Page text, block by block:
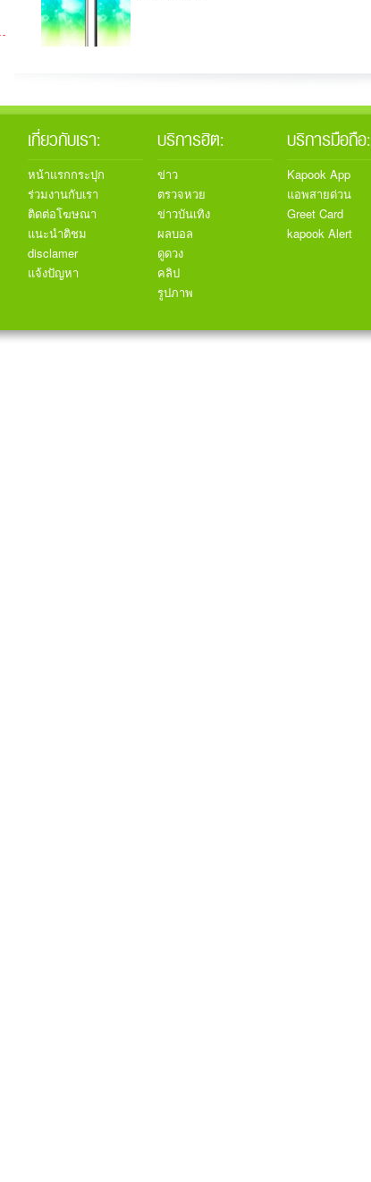
เกี่ยวกับเรา:
หน้าแรกกระปุก
ร่วมงานกับเรา
ติดต่อโฆษณา
แนะนำติชม
disclamer
แจ้งปัญหา
บริการฮิต:
ข่าว
ตรวจหวย
ข่าวบันเทิง
ผลบอล
ดูดวง
คลิป
รูปภาพ
บริการมือถือ:
Kapook App
แอพสายด่วน
Greet Card
kapook Alert